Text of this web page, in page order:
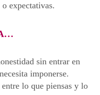
expectativas.
sin entrar en
imponerse.
lo que piensas y lo